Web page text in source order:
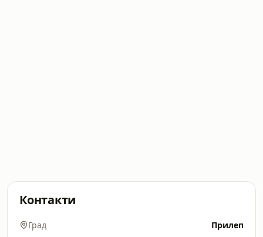
Контакти
Град Прилеп